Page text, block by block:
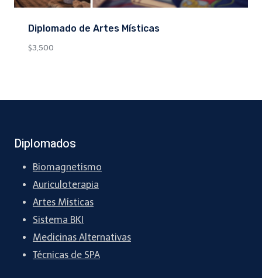
Diplomado de Artes Místicas
$3,500
Diplomados
Biomagnetismo
Auriculoterapia
Artes Místicas
Sistema BKI
Medicinas Alternativas
Técnicas de SPA